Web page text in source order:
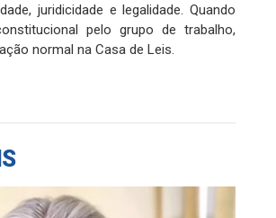
juridicidade e legalidade. Quando
pelo grupo de trabalho,
normal na Casa de Leis.